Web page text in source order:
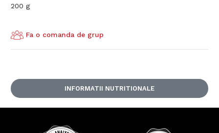
200 g
Fa o comanda de grup
INFORMATII NUTRITIONALE